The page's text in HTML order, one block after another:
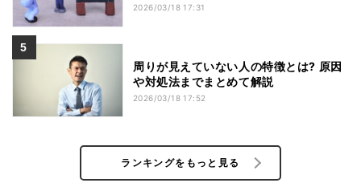
2026/03/18 17:31
周りが見えていない人の特徴とは? 原因
や対処法までまとめて解説
2026/03/18 17:52
ランキングをもっと見る